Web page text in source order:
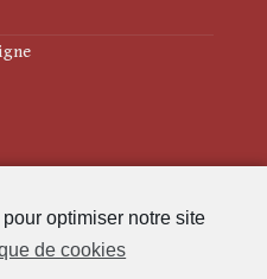
optimiser notre site
de cookies